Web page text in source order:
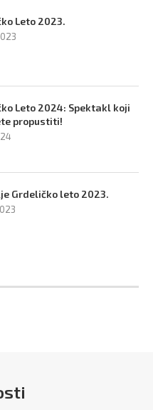
Leto 2023.
Leto 2024: Spektakl koji
propustiti!
Grdeličko leto 2023.